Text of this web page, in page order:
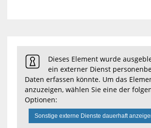
Dieses Element wurde
ein externer Dienst
Daten erfassen könnte. Um das
anzuzeigen, wählen Sie eine der
Optionen:
Sonstige externe Dienste dauerhaft